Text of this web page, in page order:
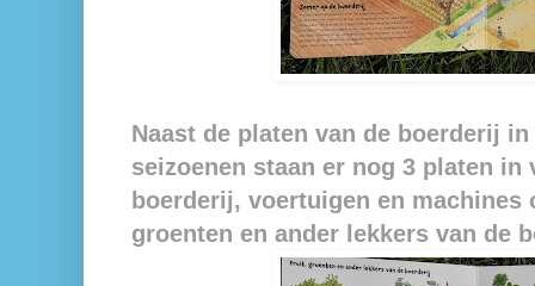
Naast de platen van de boerderij
seizoenen staan er nog 3 platen in
boerderij, voertuigen en
groenten en ander lekkers van de